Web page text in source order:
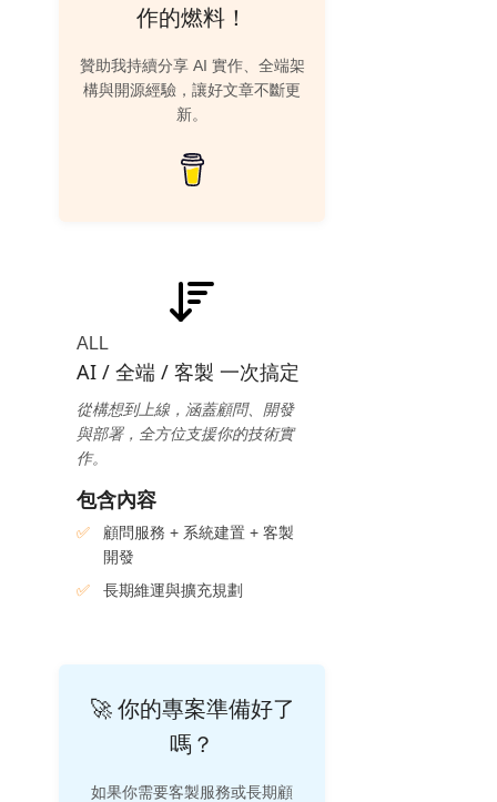
作的燃料！
贊助我持續分享 AI 實作、全端架
構與開源經驗，讓好文章不斷更
新。
ALL
AI / 全端 / 客製 一次搞定
從構想到上線，涵蓋顧問、開發
與部署，全方位支援你的技術實
作。
包含內容
顧問服務 + 系統建置 + 客製
開發
長期維運與擴充規劃
🚀 你的專案準備好了
嗎？
如果你需要客製服務或長期顧